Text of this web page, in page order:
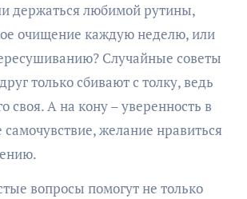
держаться любимой рутины,
очищение каждую неделю, или
Случайные советы
только сбивают с толку, ведь
своя. А на кону – уверенность в
желание нравиться
вопросы помогут не только